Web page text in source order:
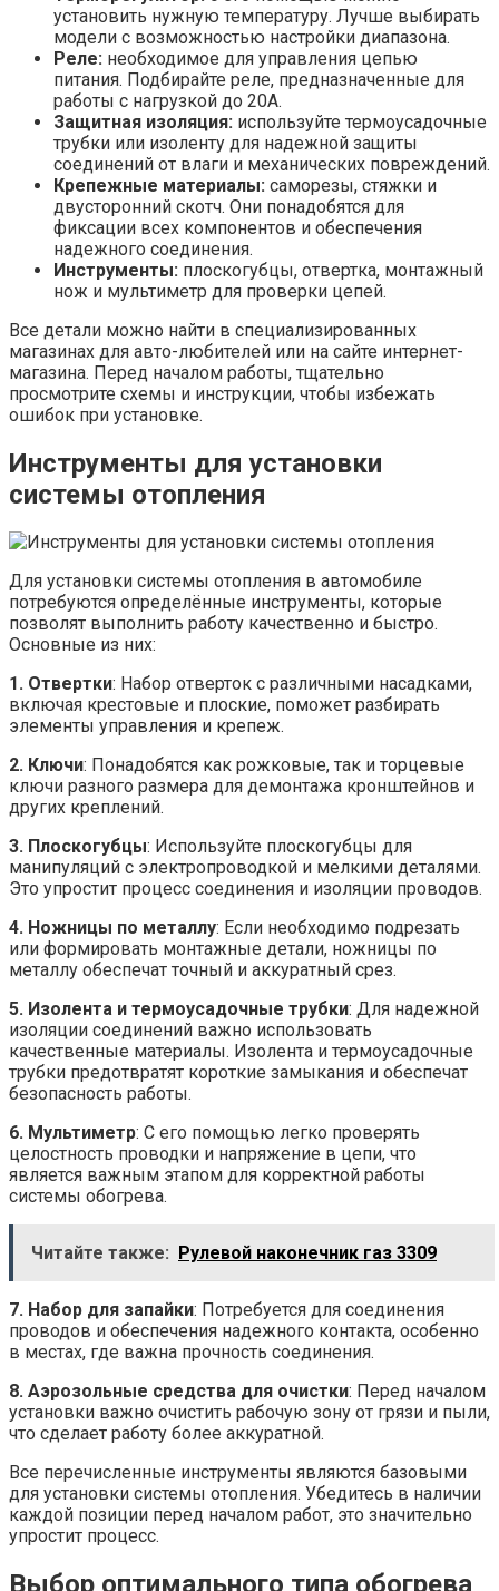
установить нужную температуру. Лучше выбирать
модели с возможностью настройки диапазона.
Реле: необходимое для управления цепью
питания. Подбирайте реле, предназначенные для
работы с нагрузкой до 20А.
Защитная изоляция: используйте термоусадочные
трубки или изоленту для надежной защиты
соединений от влаги и механических повреждений.
Крепежные материалы: саморезы, стяжки и
двусторонний скотч. Они понадобятся для
фиксации всех компонентов и обеспечения
надежного соединения.
Инструменты: плоскогубцы, отвертка, монтажный
нож и мультиметр для проверки цепей.
Все детали можно найти в специализированных
магазинах для авто-любителей или на сайте интернет-
магазина. Перед началом работы, тщательно
просмотрите схемы и инструкции, чтобы избежать
ошибок при установке.
Инструменты для установки
системы отопления
Для установки системы отопления в автомобиле
потребуются определённые инструменты, которые
позволят выполнить работу качественно и быстро.
Основные из них:
1. Отвертки: Набор отверток с различными насадками,
включая крестовые и плоские, поможет разбирать
элементы управления и крепеж.
2. Ключи: Понадобятся как рожковые, так и торцевые
ключи разного размера для демонтажа кронштейнов и
других креплений.
3. Плоскогубцы: Используйте плоскогубцы для
манипуляций с электропроводкой и мелкими деталями.
Это упростит процесс соединения и изоляции проводов.
4. Ножницы по металлу: Если необходимо подрезать
или формировать монтажные детали, ножницы по
металлу обеспечат точный и аккуратный срез.
5. Изолента и термоусадочные трубки: Для надежной
изоляции соединений важно использовать
качественные материалы. Изолента и термоусадочные
трубки предотвратят короткие замыкания и обеспечат
безопасность работы.
6. Мультиметр: С его помощью легко проверять
целостность проводки и напряжение в цепи, что
является важным этапом для корректной работы
системы обогрева.
Читайте также: Рулевой наконечник газ 3309
7. Набор для запайки: Потребуется для соединения
проводов и обеспечения надежного контакта, особенно
в местах, где важна прочность соединения.
8. Аэрозольные средства для очистки: Перед началом
установки важно очистить рабочую зону от грязи и пыли,
что сделает работу более аккуратной.
Все перечисленные инструменты являются базовыми
для установки системы отопления. Убедитесь в наличии
каждой позиции перед началом работ, это значительно
упростит процесс.
Выбор оптимального типа обогрева